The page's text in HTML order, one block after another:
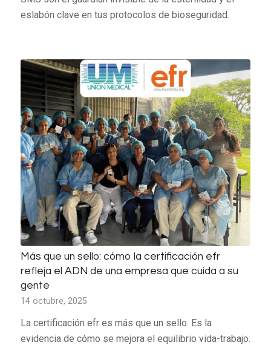
eslabón clave en tus protocolos de bioseguridad.
Más que un sello: cómo la certificación efr
refleja el ADN de una empresa que cuida a su
gente
14 octubre, 2025
La certificación efr es más que un sello. Es la
evidencia de cómo se mejora el equilibrio vida-trabajo.